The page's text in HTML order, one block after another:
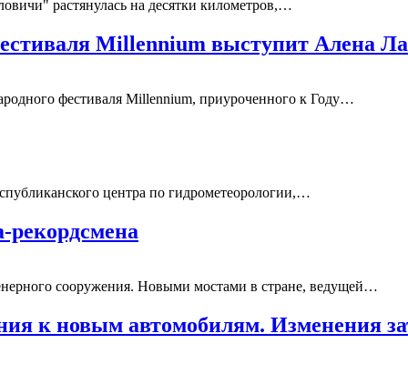
растянулась на десятки километров,…
Millennium выступит Алена
фестиваля Millennium, приуроченного к Году…
центра по гидрометеорологии,…
рекордсмена
сооружения. Новыми мостами в стране, ведущей…
к новым автомобилям. Изменения